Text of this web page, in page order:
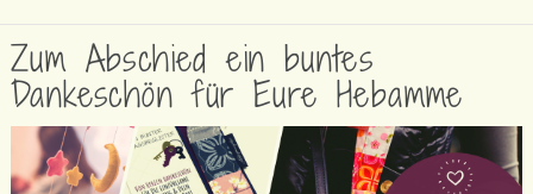
Zum Abschied ein buntes
Dankeschön für Eure Hebamme